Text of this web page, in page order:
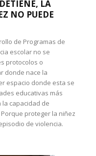
LA
NO PUEDE
de Programas de
escolar no se
protocolos o
donde nace la
espacio donde esta se
educativas más
capacidad de
proteger la niñez
de violencia.